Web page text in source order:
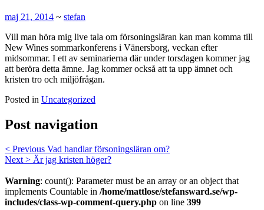
maj 21, 2014 ~ stefan
Vill man höra mig live tala om försoningsläran kan man komma till
New Wines sommarkonferens i Vänersborg, veckan efter
midsommar. I ett av seminarierna där under torsdagen kommer jag
att beröra detta ämne. Jag kommer också att ta upp ämnet och
kristen tro och miljöfrågan.
Posted in Uncategorized
Post navigation
< Previous Vad handlar försoningsläran om?
Next > Är jag kristen höger?
Warning: count(): Parameter must be an array or an object that
implements Countable in /home/mattlose/stefansward.se/wp-
includes/class-wp-comment-query.php on line 399